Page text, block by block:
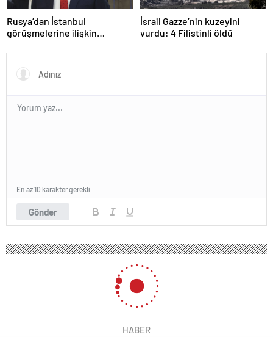
Rusya’dan İstanbul
görüşmelerine ilişkin
İsrail Gazze’nin kuzeyini
vurdu: 4 Filistinli öldü
Gönder
En az 10 karakter gerekli
HABER